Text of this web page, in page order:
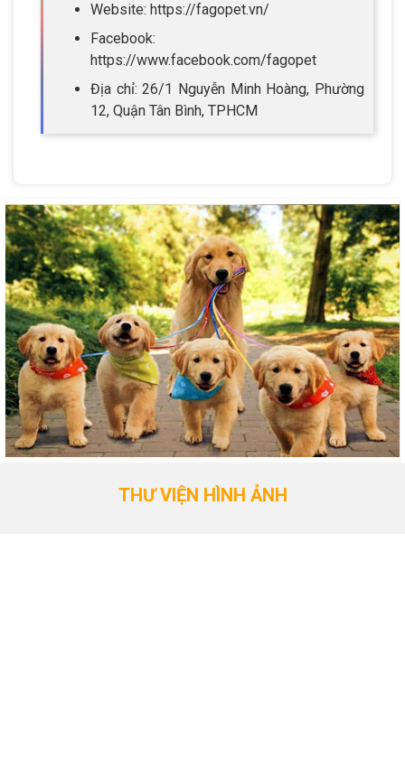
Website: https://fagopet.vn/
Facebook:
https://www.facebook.com/fagopet
Địa chỉ: 26/1 Nguyễn Minh Hoàng, Phường
12, Quận Tân Bình, TPHCM
THƯ VIỆN HÌNH ẢNH